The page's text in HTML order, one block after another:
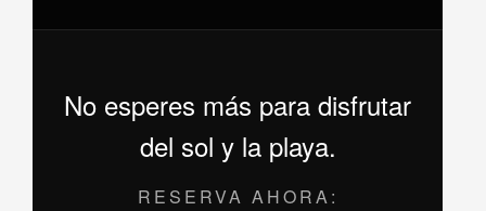
No esperes más para disfrutar
del sol y la playa.
RESERVA AHORA: